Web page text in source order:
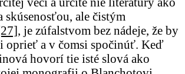
skúsenosťou, ale čistým
, je zúfalstvom bez nádeje, že by
oprieť a v čomsi spočinúť. Keď
hovorí tie isté slová ako